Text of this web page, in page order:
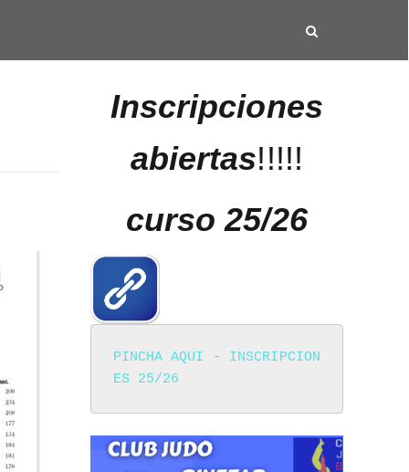
Inscripciones
abiertas!!!!!
curso 25/26
PINCHA AQUI - INSCRIPCION
ES 25/26